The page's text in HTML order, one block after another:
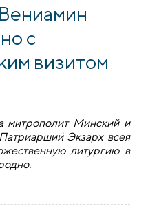
с
визитом
митрополит Минский и
Экзарх всея
литургию в
визитом